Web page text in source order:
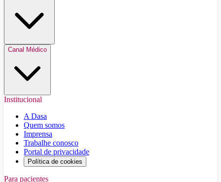
Canal Médico
Institucional
A Dasa
Quem somos
Imprensa
Trabalhe conosco
Portal de privacidade
Política de cookies
Para pacientes